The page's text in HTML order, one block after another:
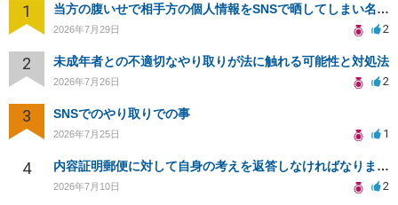
1 当方の腹いせで相手方の個人情報をSNSで晒してしまい名誉毀損させてしまったかもしれない
2026年7月29日 2
2 未成年者との不適切なやり取りが法に触れる可能性と対処法
2026年7月26日 2
3 SNSでのやり取りでの事
2026年7月25日 1
4 内容証明郵便に対して自身の考えを返答しなければなりませんか？
2026年7月10日 2